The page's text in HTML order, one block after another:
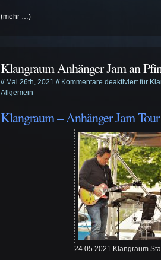
(mehr …)
Klangraum Anhänger Jam an
// Mai 26th, 2021 // Kommentare deaktiviertfür
Allgemein
Klangraum – Anhänger Jam
24.05.2021 Klangraum